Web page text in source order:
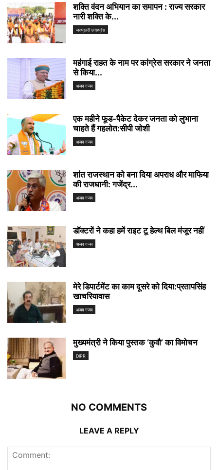
शक्ति वंदन अभियान का समापन : राज्य सरकार
नारी शक्ति के...
जनप्रहरी एक्सप्रेस
महंगाई राहत के नाम पर कांग्रेस सरकार ने जनता
से किया...
अजब गजब
एक महीने फूड-पैकेट देकर जनता को लुभाना
चाहते हैं गहलोत:सीपी जोशी
अजब गजब
शांत राजस्थान को बना दिया अपराध और माफिया
की राजधानी: गजेंद्र...
अजब गजब
डॉक्टरों ने कहा हमें राइट टू हेल्थ बिल मंजूर नहीं
अजब गजब
मेरे डिपार्टमेंट का काम दूसरे को दिया:प्रतापसिंह
खाचरियावास
अजब गजब
मुख्यमंत्री ने किया पुस्तक ‘कुवौ’ का विमोचन
DIPR
NO COMMENTS
LEAVE A REPLY